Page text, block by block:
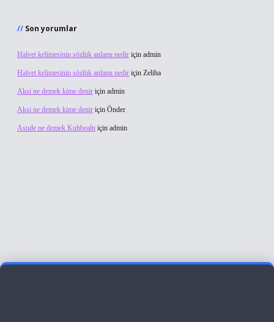
Son yorumlar
Halvet kelimesinin sözlük anlamı nedir için admin
Halvet kelimesinin sözlük anlamı nedir için Zeliha
Aksi ne demek kime denir için admin
Aksi ne demek kime denir için Önder
Asude ne demek Kubbealtı için admin